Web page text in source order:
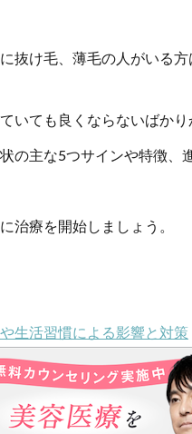
抜け毛、薄毛の人がいる
いても良くならないばかり
の主な5つサインや特徴、
治療を開始しましょう。
生活習慣による影響と対策